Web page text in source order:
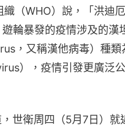
織（WHO）說，「洪迪
輪暴發的疫情涉及的漢
，又稱漢他病毒）種
），疫情引發更廣泛
世衛周四（5月7日）就